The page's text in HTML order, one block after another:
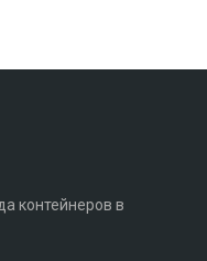
контейнеров в